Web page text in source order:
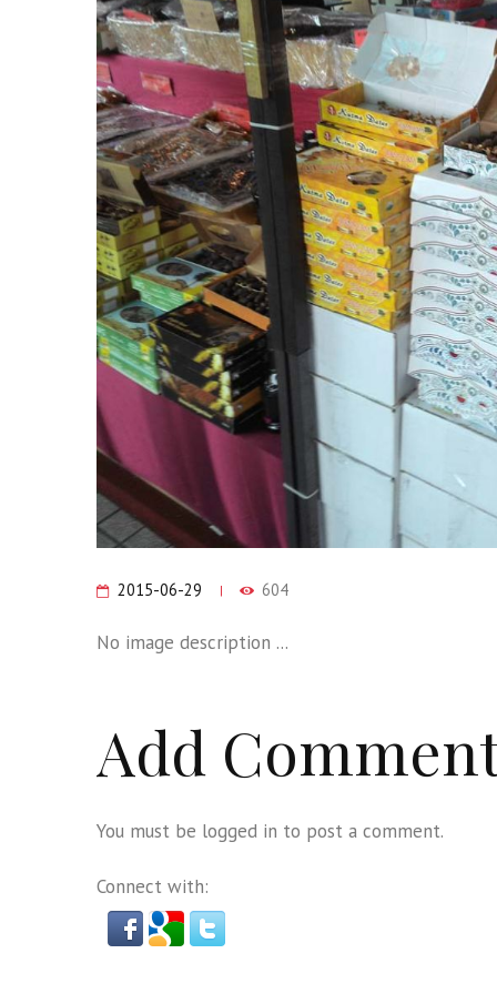
2015-06-29 604
No image description ...
Add
You must be logged in to post a comment.
Connect with: